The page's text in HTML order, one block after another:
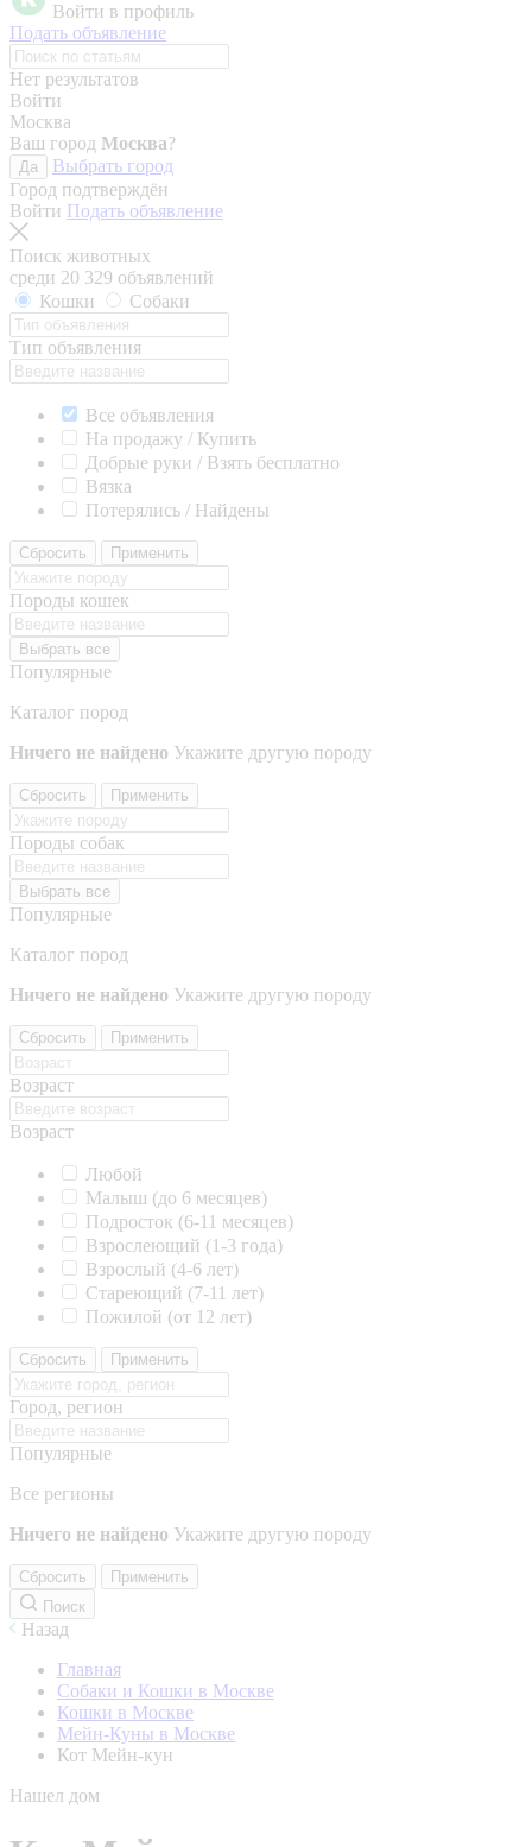
Войти в профиль
Подать объявление
Нет результатов
Войти
Москва
Ваш город Москва?
Да
Выбрать город
Город подтверждён
Войти Подать объявление
Поиск животных
среди 20 329 объявлений
Кошки
Собаки
Тип объявления
Все объявления
На продажу / Купить
Добрые руки / Взять бесплатно
Вязка
Потерялись / Найдены
Сбросить Применить
Породы кошек
Выбрать все
Популярные
Каталог пород
Ничего не найдено Укажите другую породу
Сбросить Применить
Породы собак
Выбрать все
Популярные
Каталог пород
Ничего не найдено Укажите другую породу
Сбросить Применить
Возраст
Возраст
Любой
Малыш (до 6 месяцев)
Подросток (6-11 месяцев)
Взрослеющий (1-3 года)
Взрослый (4-6 лет)
Стареющий (7-11 лет)
Пожилой (от 12 лет)
Сбросить Применить
Город, регион
Популярные
Все регионы
Ничего не найдено Укажите другую породу
Сбросить
Применить
Поиск
Назад
Главная
Собаки и Кошки в Москве
Кошки в Москве
Мейн-Куны в Москве
Кот Мейн-кун
Нашел дом